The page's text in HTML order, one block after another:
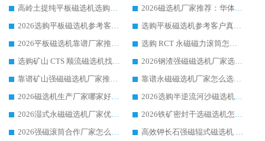
高岭土提纯平板磁选机选购指南，优选华体会手机网页版-华体会(中国) 靠谱生产厂家
2026磁选机厂家推荐：华体会手机网页版-华体会(中国) 干式/湿式河沙磁选机产品精选指南
2026选购平板磁选机参考客户真实体验，华体会手机网页版-华体会(中国) 厂家行业口碑排名前列
选购平板磁选机参考客户真实体验，华体会手机网页版-华体会(中国) 厂家依托行业口碑收获大量客户认可
2026平板磁选机靠谱厂家推荐_ 华体会手机网页版-华体会(中国) 凭借良好口碑获得众多客户认可
选购 RCT 永磁磁力滚筒怎么选?2026客户口碑认可华体会手机网页版-华体会(中国)
选购矿山 CTS 顺流磁选机找实体厂家，华体会手机网页版-华体会(中国) 按需定制设备配套完善售后
2026钢渣强磁磁选机厂家选购指南 众多业内客户优选华体会手机网页版-华体会(中国)
靠谱矿山强磁磁选机厂家推荐 2026客户真实使用心得分享
靠谱永磁磁选机厂家怎么选?福建客户真实体验分享华体会手机网页版-华体会(中国) 品牌
2026磁选机生产厂家哪家好?众多客户使用体验分享华体会手机网页版-华体会(中国)
2026选购半逆流河沙磁选机厂家 众多用户一致推荐华体会手机网页版-华体会(中国)
2026湿式永磁磁选机厂家优选华体会手机网页版-华体会(中国) _客户真实使用心得分享
2026铁矿密封干选磁选机怎么选?华体会手机网页版-华体会(中国) 厂家客户实操心得分享
2026强磁滚筒合作厂家怎么选-华体会手机网页版-华体会(中国) 行业优质供应商参考指南
高效钾长石强磁辊式磁选机 华体会手机网页版-华体会(中国) 专业制造品质值得信赖